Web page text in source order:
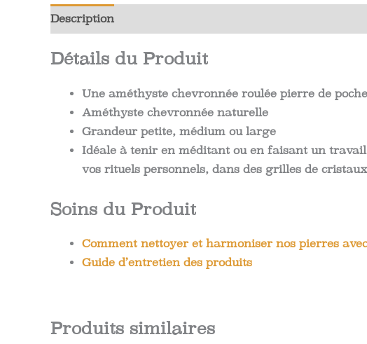
Description
Détails du Produit
Une améthyste chevronnée roulée pierre de poche
Améthyste chevronnée naturelle
Grandeur petite, médium ou large
Idéale à tenir en méditant ou en faisant un
vos rituels personnels, dans des grilles de
Soins du Produit
Comment nettoyer et harmoniser nos pierres
Guide d’entretien des produits
Produits similaires